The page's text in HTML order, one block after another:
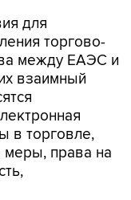
для
торгово-
между ЕАЭС и
взаимный
в торговле,
меры, права на